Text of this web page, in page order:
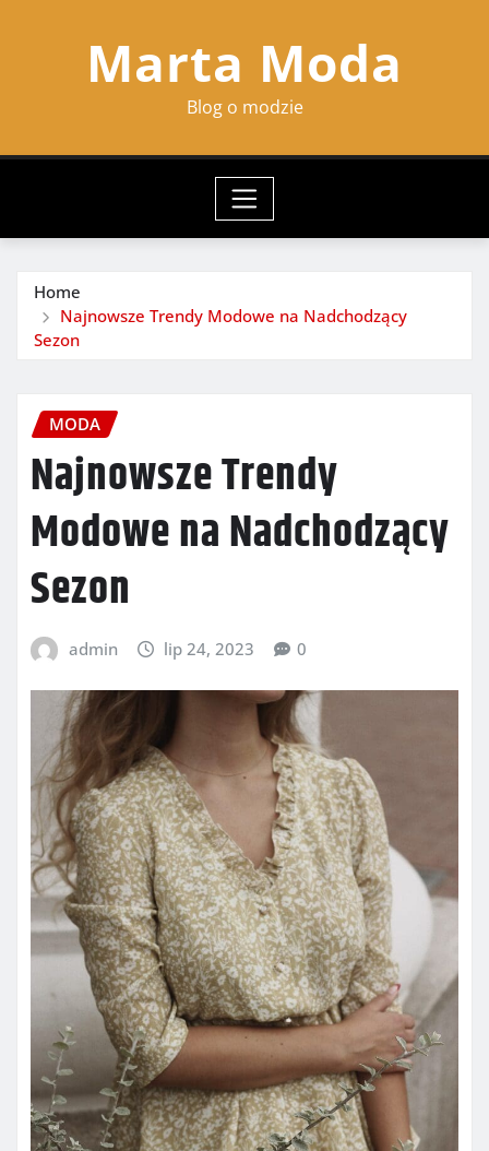
Marta Moda
Blog o modzie
Home
Najnowsze Trendy Modowe na Nadchodzący
Sezon
MODA
Najnowsze Trendy
Modowe na Nadchodzący
Sezon
admin lip 24, 2023 0